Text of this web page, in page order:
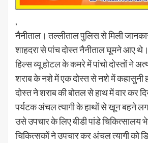
,
नैनीताल। तल्लीताल पुलिस से मिली
शाहदरा से पांच दोस्त नैनीताल घूमने आए
हिल्स व्यू होटल के कमरे में पांचो दोस्तों ने
शराब के नशे में एक दोस्त से नशे में कहासुनी
दोस्त ने शराब की बोतल से हाथ में वार कर
पर्यटक अंचल त्यागी के हाथों से खून बहने
उसे उपचार के लिए बीडी पांडे चिकित्सालय
चिकित्सकों ने उपचार कर अंचल त्यागी को